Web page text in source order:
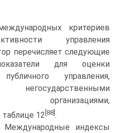
критериев
управления
перечисляет следующие
для оценки
управления,
негосударственными
организация­ми,
12 [88].
индексы